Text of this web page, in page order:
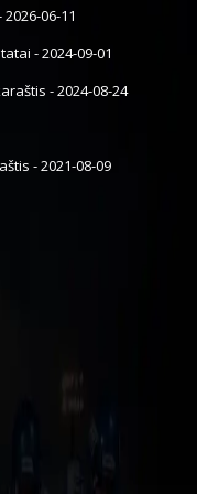
2026-06-11
-2024-09-01
-2024-08-24
-2021-08-09